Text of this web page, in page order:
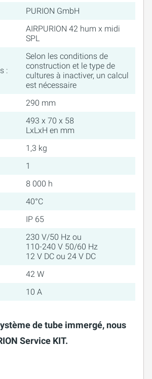
PURION GmbH
AIRPURION 42 hum x midi
SPL
:
Selon les conditions de
construction et le type de
cultures à inactiver, un calcul
est nécessaire
290 mm
493 x 70 x 58
LxLxH en mm
1,3 kg
1
8 000 h
40°C
IP 65
230 V/50 Hz ou
110-240 V 50/60 Hz
12 V DC ou 24 V DC
42 W
10 A
de tube immergé, nous
Service KIT.